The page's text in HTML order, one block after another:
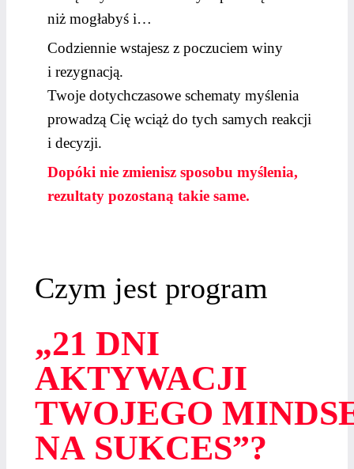
niż mogłabyś i…
Codziennie wstajesz z poczuciem winy
i rezygnacją.
Twoje dotychczasowe schematy myślenia
prowadzą Cię wciąż do tych samych reakcji
i decyzji.
Dopóki nie zmienisz sposobu myślenia,
rezultaty pozostaną takie same.
Czym jest program
„21 DNI
AKTYWACJI
TWOJEGO
NA SUKCES”?